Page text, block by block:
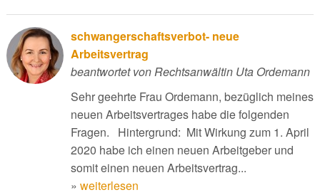
schwangerschaftsverbot- neue
Arbeitsvertrag
beantwortet von Rechtsanwältin Uta Ordemann
Sehr geehrte Frau Ordemann, bezüglich meines
neuen Arbeitsvertrages habe die folgenden
Fragen. Hintergrund: Mit Wirkung zum 1. April
2020 habe ich einen neuen Arbeitgeber und
somit einen neuen Arbeitsvertrag...
» weiterlesen